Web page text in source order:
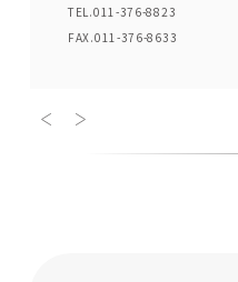
TEL.011-376-8823
FAX.011-376-8633